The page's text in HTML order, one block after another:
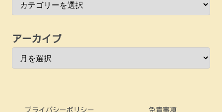
アーカイブ
プライバシーポリシー 免責事項